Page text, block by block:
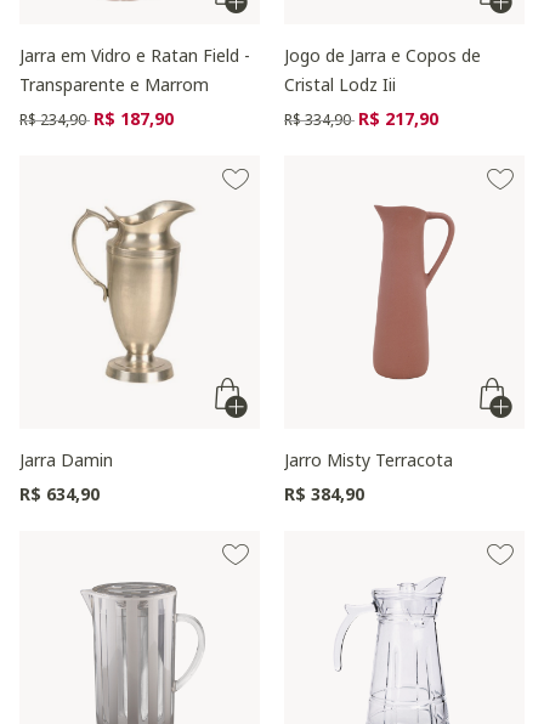
Jarra em Vidro e Ratan Field -
Transparente e Marrom
Preço reduzido de
R$ 234,90 para
R$ 187,90
Jogo de Jarra e Copos de
Cristal Lodz Iii
Preço reduzido de
R$ 334,90 para
R$ 217,90
Jarra Damin
R$ 634,90
Jarro Misty Terracota
R$ 384,90